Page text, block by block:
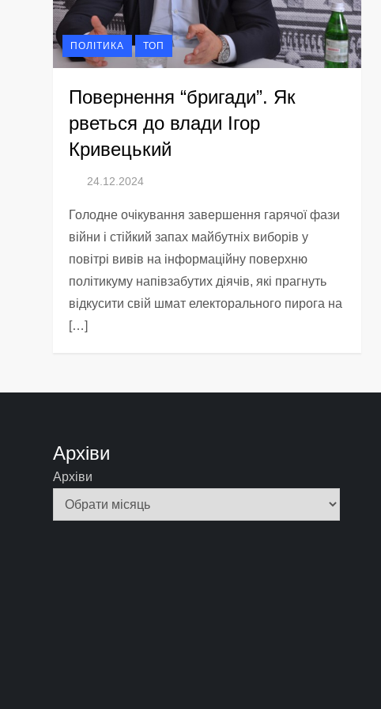
ПОЛІТИКА ТОП
Повернення “бригади”. Як
рветься до влади Ігор
Кривецький
Голодне очікування завершення гарячої фази
війни і стійкий запах майбутніх виборів у
повітрі вивів на інформаційну поверхню
політикуму напівзабутих діячів, які прагнуть
відкусити свій шмат електорального пирога на
[…]
Архіви
Архіви